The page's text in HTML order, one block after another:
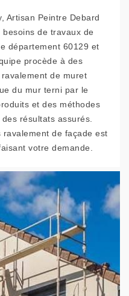
Artisan Peintre Debard
de travaux de
département 60129 et
procède à des
de muret
du mur terni par le
et des méthodes
résultats assurés.
de façade est
votre demande.